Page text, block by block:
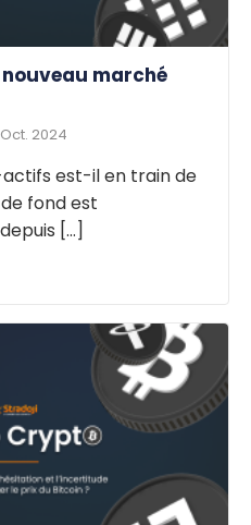
nouveau marché
2024
est-il en train de
fond est
[...]